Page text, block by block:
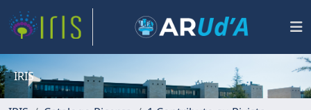
IRIS